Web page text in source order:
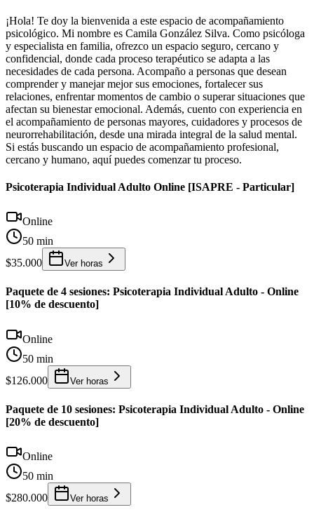
¡Hola! Te doy la bienvenida a este espacio de acompañamiento
psicológico. Mi nombre es Camila González Silva. Como psicóloga
y especialista en familia, ofrezco un espacio seguro, cercano y
confidencial, donde cada proceso terapéutico se adapta a las
necesidades de cada persona. Acompaño a personas que desean
comprender y manejar mejor sus emociones, fortalecer sus
relaciones, enfrentar momentos de cambio o superar situaciones que
afectan su bienestar emocional. Además, cuento con experiencia en
el acompañamiento de personas mayores, cuidadores y procesos de
neurorrehabilitación, desde una mirada integral de la salud mental.
Si estás buscando un espacio de acompañamiento profesional,
cercano y humano, aquí puedes comenzar tu proceso.
Psicoterapia Individual Adulto Online [ISAPRE - Particular]
Online
50 min
$35.000
Ver horas
Paquete de 4 sesiones: Psicoterapia Individual Adulto - Online
[10% de descuento]
Online
50 min
$126.000
Ver horas
Paquete de 10 sesiones: Psicoterapia Individual Adulto - Online
[20% de descuento]
Online
50 min
$280.000
Ver horas